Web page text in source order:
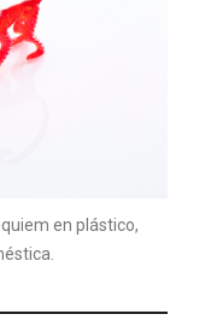
en plástico,